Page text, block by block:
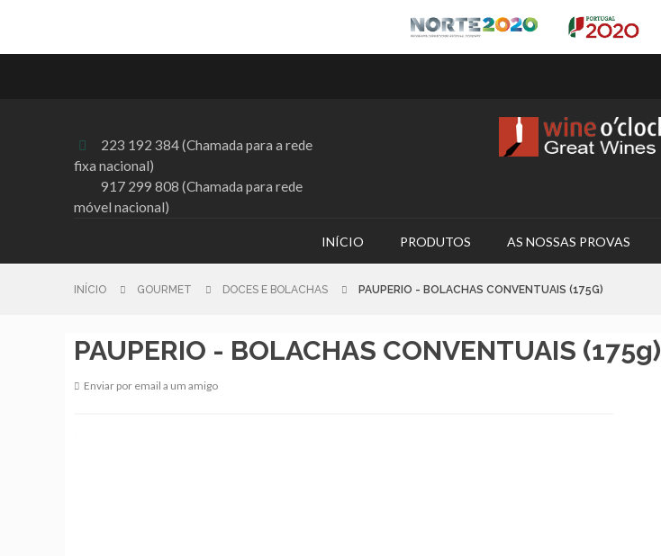

223 192 384 (Chamada para a rede
fixa nacional)
917 299 808 (Chamada para rede
móvel nacional)
INÍCIO PRODUTOS AS NOSSAS PROVAS
INÍCIO GOURMET DOCES E BOLACHAS PAUPERIO - BOLACHAS CONVENTUAIS (175G)
PAUPERIO - BOLACHAS CONVENTUAIS (175g)
Enviar por email a um amigo